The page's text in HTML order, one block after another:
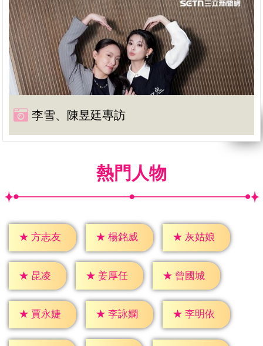
李雪、陳昱廷專訪
熱門人物
★ 方志友 ★ 楊銘威 ★ 灰姑娘
★ 昆凌 ★ 姜厚任 ★ 曾國城
★ 賈永婕 ★ 李詠嫻 ★ 李明依